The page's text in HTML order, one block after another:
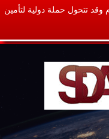
وقد تتحول حملة دولية لتأمين